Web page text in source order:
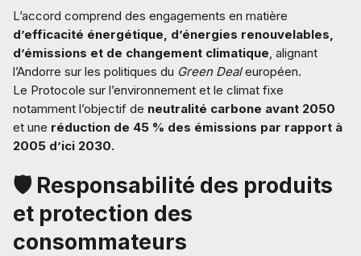
L’accord comprend des engagements en matière
d’efficacité énergétique, d’énergies renouvelables,
d’émissions et de changement climatique, alignant
l’Andorre sur les politiques du Green Dealeuropéen.
Le Protocole sur l’environnement et le climat fixe
notamment l’objectif de neutralité carbone avant 2050
et une réduction de 45 % des émissions par rapport à
2005 d’ici 2030.
🛡️ Responsabilité des produits
et protection des
consommateurs